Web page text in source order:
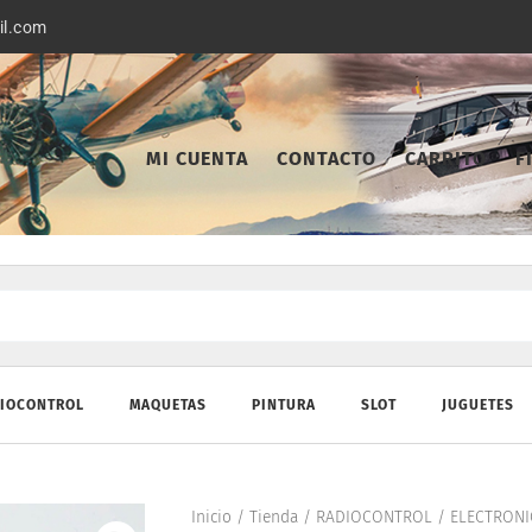
MI CUENTA CONTACTO CARRITO
MAQUETAS PINTURA SLOT JUGUETES
Inicio / Tienda/ RADIOCONTROL/